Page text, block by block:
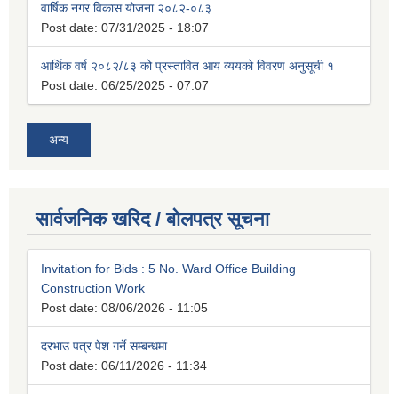
वार्षिक नगर विकास योजना २०८२-०८३
Post date: 07/31/2025 - 18:07
आर्थिक वर्ष २०८२/८३ को प्रस्तावित आय व्ययको विवरण अनुसूची १
Post date: 06/25/2025 - 07:07
अन्य
सार्वजनिक खरिद / बोलपत्र सूचना
Invitation for Bids : 5 No. Ward Office Building
Construction Work
Post date: 08/06/2026 - 11:05
दरभाउ पत्र पेश गर्ने सम्बन्धमा
Post date: 06/11/2026 - 11:34